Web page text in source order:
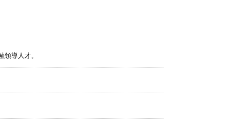
導人才。